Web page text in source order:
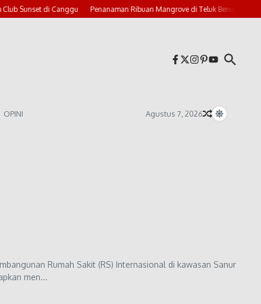
Sunset di Canggu Penanaman Ribuan Mangrove di Teluk Benoa
OPINI Agustus 7, 2026
Rumah Sakit (RS) Internasional di kawasan Sanur
men...